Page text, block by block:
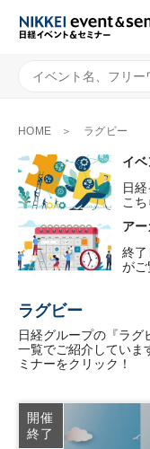
HOME ラグビー
イ
日
こ
ア
終了
がご
ラグビー
日経グループの『ラグ
一覧でご紹介していま
ミナーをクリック！
開催
終了